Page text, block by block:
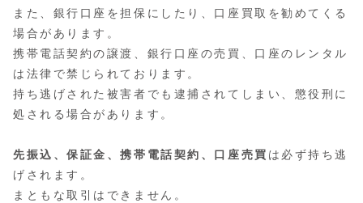
また、銀行口座を担保にしたり、口座買取を勧めてくる
場合があります。
携帯電話契約の譲渡、銀行口座の売買、口座のレンタル
は法律で禁じられております。
持ち逃げされた被害者でも逮捕されてしまい、懲役刑に
処される場合があります。
先振込、保証金、携帯電話契約、口座売買 は必ず持ち逃
げされます。
まともな取引はできません。